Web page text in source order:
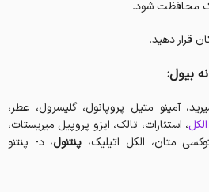
محافظت شود.
قرار دهید.
بیول:
آمینو متیل پروپانول، گلیسرول، عطر،
، استئارات، تالک، ایزو پروپیل میریستات،
متان، الکل اتیلیک، پنتنول، د- پنتنو